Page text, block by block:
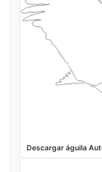
Descargar águila